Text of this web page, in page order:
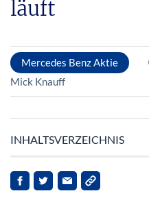
läuft
Mercedes Benz Aktie
Mick Knauff
INHALTSVERZEICHNIS
Vor allem teure Autos